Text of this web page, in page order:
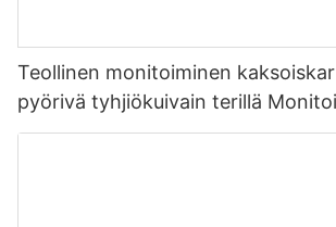
Teollinen monitoiminen
pyörivä tyhjiökuivain terillä
kuivausyksikkö terillä